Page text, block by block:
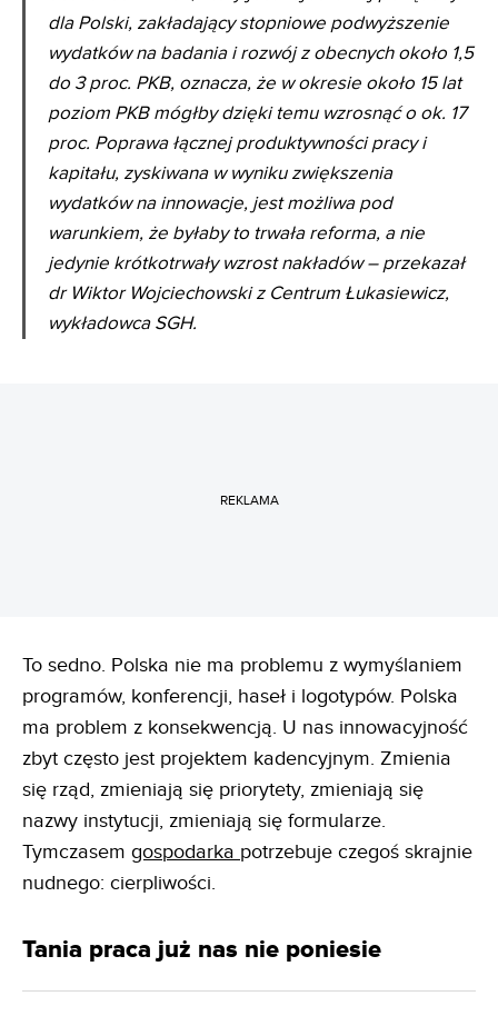
dla Polski, zakładający stopniowe podwyższenie
wydatków na badania i rozwój z obecnych około 1,5
do 3 proc. PKB, oznacza, że w okresie około 15 lat
poziom PKB mógłby dzięki temu wzrosnąć o ok. 17
proc. Poprawa łącznej produktywności pracy i
kapitału, zyskiwana w wyniku zwiększenia
wydatków na innowacje, jest możliwa pod
warunkiem, że byłaby to trwała reforma, a nie
jedynie krótkotrwały wzrost nakładów – przekazał
dr Wiktor Wojciechowski z Centrum Łukasiewicz,
wykładowca SGH.
REKLAMA
To sedno. Polska nie ma problemu z wymyślaniem
programów, konferencji, haseł i logotypów. Polska
ma problem z konsekwencją. U nas innowacyjność
zbyt często jest projektem kadencyjnym. Zmienia
się rząd, zmieniają się priorytety, zmieniają się
nazwy instytucji, zmieniają się formularze.
Tymczasem gospodarka potrzebuje czegoś skrajnie
nudnego: cierpliwości.
Tania praca już nas nie poniesie